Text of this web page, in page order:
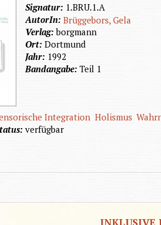
Signatur: 1.BRU.1.A
AutorIn:Brüggebors, Gela
Verlag:borgmann
Ort:Dortmund
Jahr: 1992
Bandangabe:Teil 1
Integration Holismus
verfügbar